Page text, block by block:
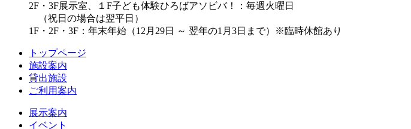
2F・3F展示室、１F子ども体験ひろばアソビバ！：毎週火曜日
（祝日の場合は翌平日）
1F・2F・3F：年末年始（12月29日 ～ 翌年の1月3日まで）※臨時休館あり
トップページ
施設案内
貸出施設
ご利用案内
展示案内
イベント